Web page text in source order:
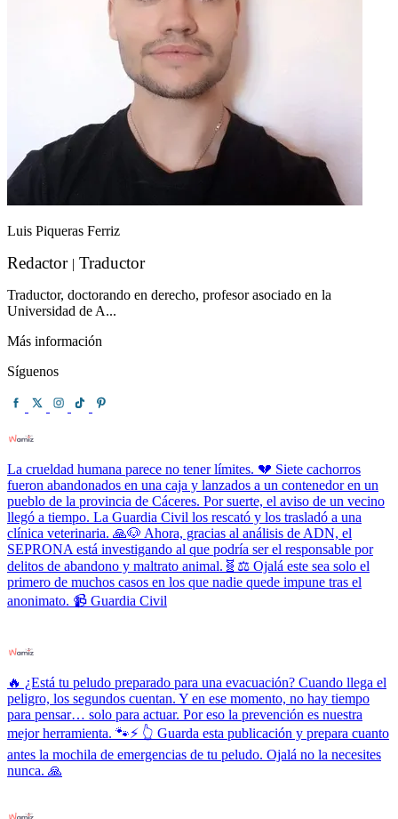
Luis Piqueras Ferriz
Redactor | Traductor
Traductor, doctorando en derecho, profesor asociado en la
Universidad de A...
Más información
Síguenos
La crueldad humana parece no tener límites. 💔 Siete cachorros
fueron abandonados en una caja y lanzados a un contenedor en un
pueblo de la provincia de Cáceres. Por suerte, el aviso de un vecino
llegó a tiempo. La Guardia Civil los rescató y los trasladó a una
clínica veterinaria. 🙏🐶 Ahora, gracias al análisis de ADN, el
SEPRONA está investigando al que podría ser el responsable por
delitos de abandono y maltrato animal.🧬⚖️ Ojalá este sea solo el
primero de muchos casos en los que nadie quede impune tras el
anonimato. 📹 Guardia Civil
🔥 ¿Está tu peludo preparado para una evacuación? Cuando llega el
peligro, los segundos cuentan. Y en ese momento, no hay tiempo
para pensar… solo para actuar. Por eso la prevención es nuestra
mejor herramienta. 🐾⚡ 👆 Guarda esta publicación y prepara cuanto
antes la mochila de emergencias de tu peludo. Ojalá no la necesites
nunca. 🙏